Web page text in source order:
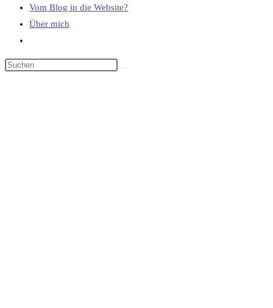
Vom Blog in die Website?
Über mich
umschalten